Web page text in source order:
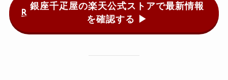
銀座千疋屋の楽天公式ストアで最新情報
を確認する ▶